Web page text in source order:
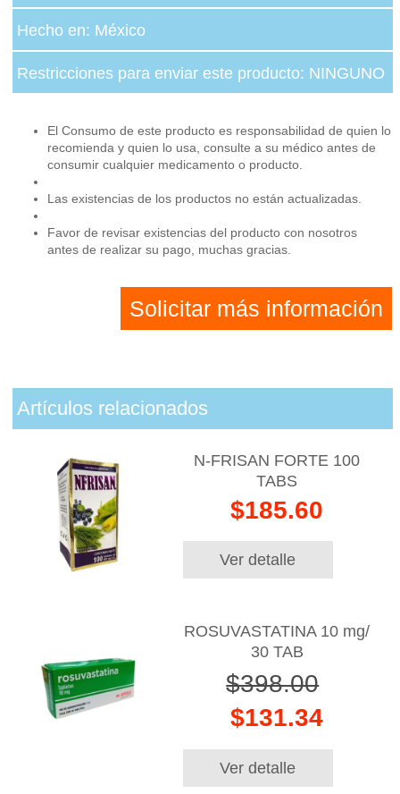
Hecho en: México
Restricciones para enviar este producto: NINGUNO
El Consumo de este producto es responsabilidad de quien lo
recomienda y quien lo usa, consulte a su médico antes de
consumir cualquier medicamento o producto.
Las existencias de los productos no están actualizadas.
Favor de revisar existencias del producto con nosotros
antes de realizar su pago, muchas gracias.
Solicitar más información
Artículos relacionados
N-FRISAN FORTE 100
TABS
$185.60
Ver detalle
ROSUVASTATINA 10 mg/
30 TAB
$398.00
$131.34
Ver detalle